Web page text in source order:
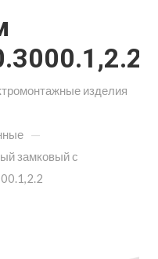
изделия
—
замковый с